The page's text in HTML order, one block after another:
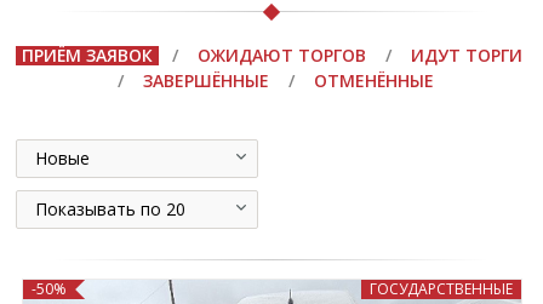
ПРИЁМ ЗАЯВОК / ОЖИДАЮТ ТОРГОВ /
ИДУТ ТОРГИ
/
ЗАВЕРШЁННЫЕ / ОТМЕНЁННЫЕ
Новые
Показывать по 20
ГОСУДАРСТВЕННЫЕ
-50%